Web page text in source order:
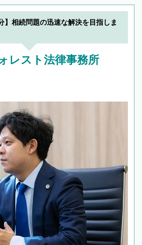
】相続問題の迅速な解決を目指しま
レスト法律事務所